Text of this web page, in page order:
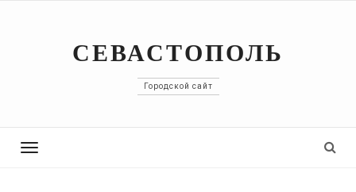
СЕВАСТОПОЛЬ
Городской сайт
Toggle